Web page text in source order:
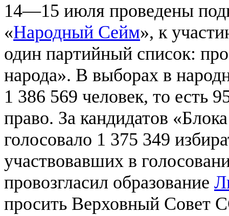
14—15 июля проведены
«Народный Сейм», к
один партийный список:
народа». В выборах в
1 386 569 человек, то есть
право. За кандидатов
голосовало 1 375 349
участвовавших в
провозгласил образование
просить Верховный Совет